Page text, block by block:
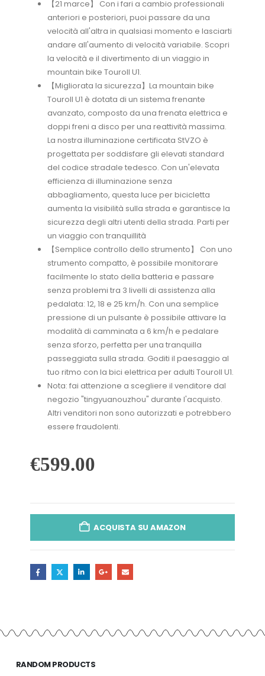
【21 marce】 Con i fari a cambio professionali
anteriori e posteriori, puoi passare da una
velocità all'altra in qualsiasi momento e lasciarti
andare all'aumento di velocità variabile. Scopri
la velocità e il divertimento di un viaggio in
mountain bike Touroll U1.
【Migliorata la sicurezza】La mountain bike
Touroll U1 è dotata di un sistema frenante
avanzato, composto da una frenata elettrica e
doppi freni a disco per una reattività massima.
La nostra illuminazione certificata StVZO è
progettata per soddisfare gli elevati standard
del codice stradale tedesco. Con un'elevata
efficienza di illuminazione senza
abbagliamento, questa luce per bicicletta
aumenta la visibilità sulla strada e garantisce la
sicurezza degli altri utenti della strada. Parti per
un viaggio con tranquillità
【Semplice controllo dello strumento】 Con uno
strumento compatto, è possibile monitorare
facilmente lo stato della batteria e passare
senza problemi tra 3 livelli di assistenza alla
pedalata: 12, 18 e 25 km/h. Con una semplice
pressione di un pulsante è possibile attivare la
modalità di camminata a 6 km/h e pedalare
senza sforzo, perfetta per una tranquilla
passeggiata sulla strada. Goditi il paesaggio al
tuo ritmo con la bici elettrica per adulti Touroll U1.
Nota: fai attenzione a scegliere il venditore dal
negozio "tingyuanouzhou" durante l'acquisto.
Altri venditori non sono autorizzati e potrebbero
essere fraudolenti.
€599.00
ACQUISTA SU AMAZON
RANDOM PRODUCTS